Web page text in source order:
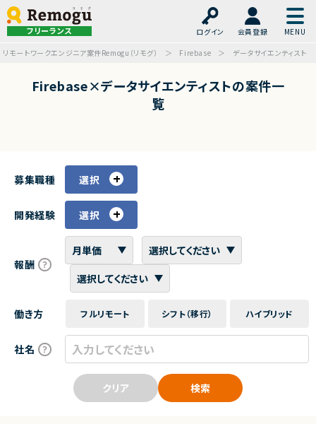
フリーランス ログイン
会員登録
リモートワークエンジニア案件Remogu（リモグ）
Firebase データサイエンティスト
Firebase×データサイエンティストの案件一
覧
募集職種 選択
開発経験 選択
報酬
働き方 フルリモート シフト（移行） ハイブリッド
社名
クリア 検索